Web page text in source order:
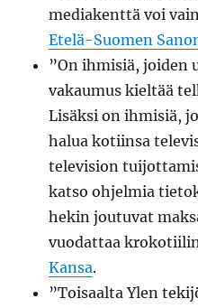
mediakenttä voi
Etelä-Suomen
”On ihmisiä, joiden
vakaumus kieltää
Lisäksi on ihmisiä,
halua kotiinsa
television
katso ohjelmia
hekin joutuvat
vuodattaa
Kansa.
”Toisaalta Ylen